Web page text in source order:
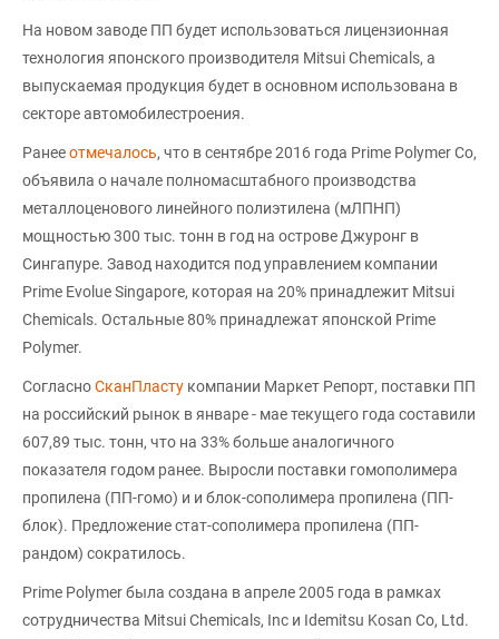
На новом заводе ПП будет использоваться лицензионная
технология японского производителя Mitsui Chemicals, а
выпускаемая продукция будет в основном использована в
секторе автомобилестроения.
Ранееотмечалось, что в сентябре 2016 года Prime Polymer Co,
объявила о начале полномасштабного производства
металлоценового линейного полиэтилена (мЛПНП)
мощностью 300 тыс. тонн в год на острове Джуронг в
Сингапуре. Завод находится под управлением компании
Prime Evolue Singapore, которая на 20% принадлежит Mitsui
Chemicals. Остальные 80% принадлежат японской Prime
Polymer.
СогласноСканПласту компании Маркет Репорт, поставки ПП
на российский рынок в январе - мае текущего года составили
607,89 тыс. тонн, что на 33% больше аналогичного
показателя годом ранее. Выросли поставки гомополимера
пропилена (ПП-гомо) и и блок-сополимера пропилена (ПП-
блок). Предложение стат-сополимера пропилена (ПП-
рандом) сократилось.
Prime Polymer была создана в апреле 2005 года в рамках
сотрудничества Mitsui Chemicals, Inc и Idemitsu Kosan Co, Ltd.